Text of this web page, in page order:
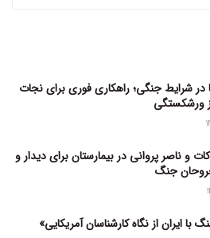
در شرایط جنگی؛ راهکاری فوری برای نجات
ورشکستگی
و ناصر پروانی در بیمارستان برای دیدار و
جنگ
با ایران از نگاه کارشناسان آمریکایی»